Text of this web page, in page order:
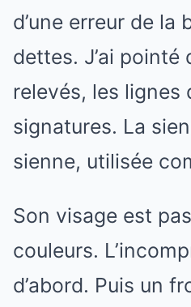
d’une erreur de la
dettes. J’ai pointé
relevés, les lignes
signatures. La
sienne, utilisée
Son visage est
couleurs.
d’abord. Puis un